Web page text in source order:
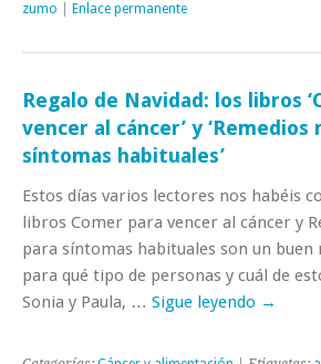
zumo
Enlace permanente
Regalo de Navidad: los libros
vencer al cáncer’ y
síntomas habituales’
Estos días varios lectores nos habéis
libros Comer para vencer al cáncer y
para síntomas habituales son un buen
para qué tipo de personas y cuál de
Sonia y Paula, … Sigue leyendo →